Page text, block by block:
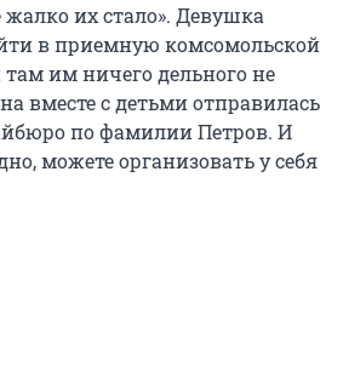
их стало». Девушка
в приемную комсомольской
им ничего дельного не
вместе с детьми отправилась
по фамилии Петров. И
можете организовать у себя